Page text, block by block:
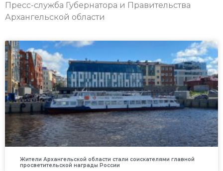
Пресс-служба Губернатора и Правительства
Архангельской области
Жители Архангельской области стали соискателями главной
просветительской награды России